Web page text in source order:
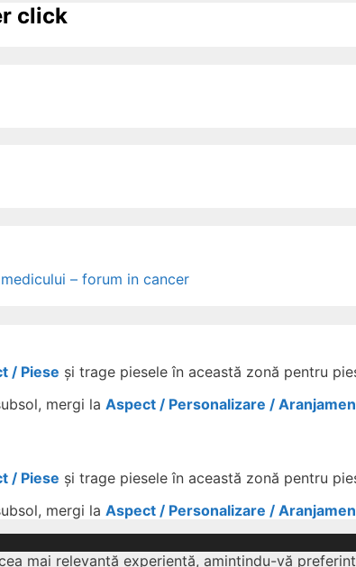
click
– forum in cancer
/ Piese și trage piesele în această zonă pentru
mergi la Aspect / Personalizare /
/ Piese și trage piesele în această zonă pentru
mergi la Aspect / Personalizare /
mai relevantă experiență, amintindu-vă